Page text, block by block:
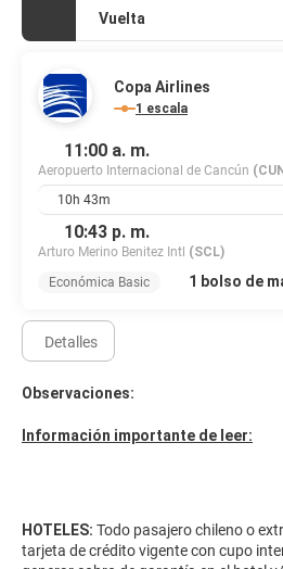
organizando un evento en Cancún?
tu disposición 10126 metros
suplemento podrás aprovechar
transporte al aeropuerto (ida y vuelta)
aparcamiento con asistencia gratuito.
Vuelta
Copa Airlines
1 escala
11:00 a. m.
Aeropuerto Internacional de Cancún
10h 43m
10:43 p. m.
Arturo Merino Benitez Intl (SCL)
Económica Basic
1 bolso de
Detalles
Observaciones:
Información importante de leer:
HOTELES: Todo pasajero chileno o
tarjeta de crédito vigente con cupo